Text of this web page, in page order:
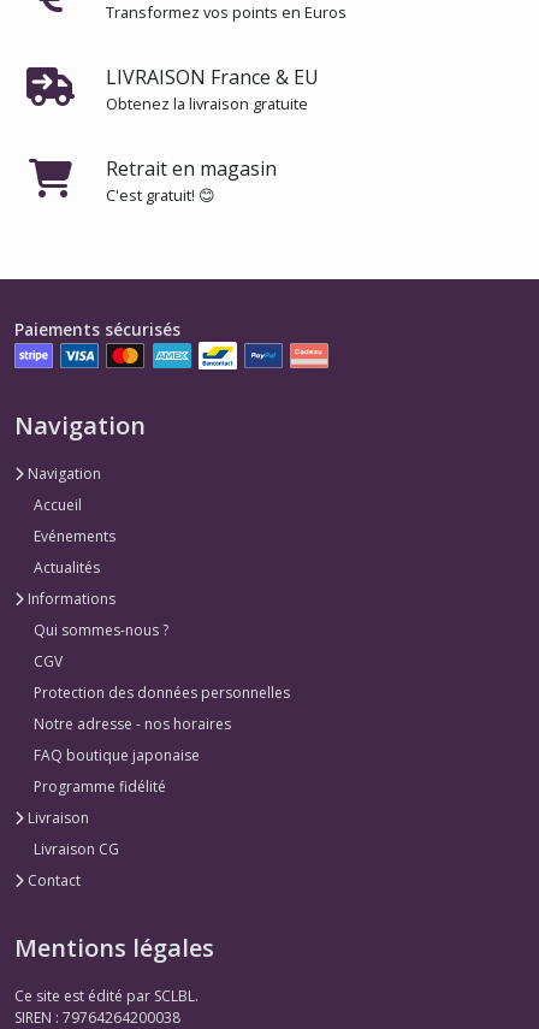
Transformez vos points en Euros
LIVRAISON France & EU
Obtenez la livraison gratuite
Retrait en magasin
C'est gratuit! 😊
Paiements sécurisés
Navigation
Navigation
Accueil
Evénements
Actualités
Informations
Qui sommes-nous ?
CGV
Protection des données personnelles
Notre adresse - nos horaires
FAQ boutique japonaise
Programme fidélité
Livraison
Livraison CG
Contact
Mentions légales
Ce site est édité par SCLBL.
SIREN : 79764264200038